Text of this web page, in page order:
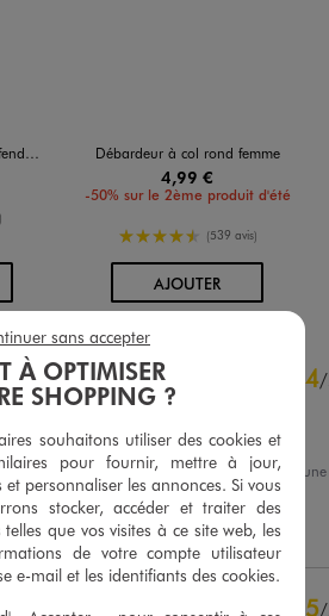
Débardeur à col rond femme
4,99 €
-50% sur le 2ème produit d'été
4.5/5 de moyenne
(539 avis)
AJOUTERAU PANIER
à un
site
67
15
4/
Avis vérifié et récompensé
Parfait
Avis du 24/06/2026
, suite à
12/06/2026 parAkria B.
Utile (0) Signaler
5/
À OPTIMISER
SHOPPING ?
souhaitons utiliser des cookies et
pour fournir, mettre à jour,
personnaliser les annonces. Si vous
stocker, accéder et traiter des
que vos visites à ce site web, les
de votre compte utilisateur
e-mail et les identifiants des cookies.
sans accepter